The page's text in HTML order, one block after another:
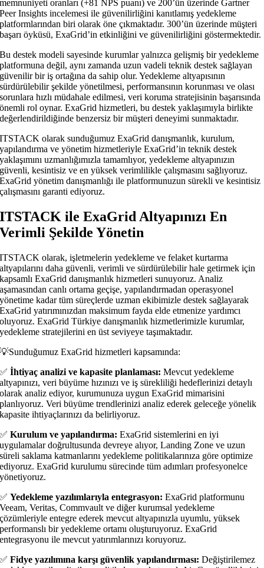
memnuniyeti oranları (+81 NPS puanı) ve 200’ün üzerinde Gartner
Peer Insights incelemesi ile güvenilirliğini kanıtlamış yedekleme
platformlarından biri olarak öne çıkmaktadır. 300’ün üzerinde müşteri
başarı öyküsü, ExaGrid’in etkinliğini ve güvenilirliğini göstermektedir.
Bu destek modeli sayesinde kurumlar yalnızca gelişmiş bir yedekleme
platformuna değil, aynı zamanda uzun vadeli teknik destek sağlayan
güvenilir bir iş ortağına da sahip olur. Yedekleme altyapısının
sürdürülebilir şekilde yönetilmesi, performansının korunması ve olası
sorunlara hızlı müdahale edilmesi, veri koruma stratejisinin başarısında
önemli rol oynar. ExaGrid hizmetleri, bu destek yaklaşımıyla birlikte
değerlendirildiğinde benzersiz bir müşteri deneyimi sunmaktadır.
ITSTACK olarak sunduğumuz ExaGrid danışmanlık, kurulum,
yapılandırma ve yönetim hizmetleriyle ExaGrid’in teknik destek
yaklaşımını uzmanlığımızla tamamlıyor, yedekleme altyapınızın
güvenli, kesintisiz ve en yüksek verimlilikle çalışmasını sağlıyoruz.
ExaGrid yönetim danışmanlığı ile platformunuzun sürekli ve kesintisiz
çalışmasını garanti ediyoruz.
ITSTACK ile ExaGrid Altyapınızı En
Verimli Şekilde Yönetin
ITSTACK olarak, işletmelerin yedekleme ve felaket kurtarma
altyapılarını daha güvenli, verimli ve sürdürülebilir hale getirmek için
kapsamlı ExaGrid danışmanlık hizmetleri sunuyoruz. Analiz
aşamasından canlı ortama geçişe, yapılandırmadan operasyonel
yönetime kadar tüm süreçlerde uzman ekibimizle destek sağlayarak
ExaGrid yatırımınızdan maksimum fayda elde etmenize yardımcı
oluyoruz. ExaGrid Türkiye danışmanlık hizmetlerimizle kurumlar,
yedekleme stratejilerini en üst seviyeye taşımaktadır.
💡Sunduğumuz ExaGrid hizmetleri kapsamında:
✅İhtiyaç analizi ve kapasite planlaması: Mevcut yedekleme
altyapınızı, veri büyüme hızınızı ve iş sürekliliği hedeflerinizi detaylı
olarak analiz ediyor, kurumunuza uygun ExaGrid mimarisini
planlıyoruz. Veri büyüme trendlerinizi analiz ederek geleceğe yönelik
kapasite ihtiyaçlarınızı da belirliyoruz.
✅Kurulum ve yapılandırma: ExaGrid sistemlerini en iyi
uygulamalar doğrultusunda devreye alıyor, Landing Zone ve uzun
süreli saklama katmanlarını yedekleme politikalarınıza göre optimize
ediyoruz. ExaGrid kurulumu sürecinde tüm adımları profesyonelce
yönetiyoruz.
✅Yedekleme yazılımlarıyla entegrasyon: ExaGrid platformunu
Veeam, Veritas, Commvault ve diğer kurumsal yedekleme
çözümleriyle entegre ederek mevcut altyapınızla uyumlu, yüksek
performanslı bir yedekleme ortamı oluşturuyoruz. ExaGrid
entegrasyonu ile mevcut yatırımlarınızı koruyoruz.
✅Fidye yazılımına karşı güvenlik yapılandırması: Değiştirilemez